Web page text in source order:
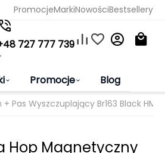
PromocjeMarkiNowościBestsellery
727 777 739
Promocje Blog
Pas Wyszczuplający Br163 Black HMS
Hop Magnetyczny